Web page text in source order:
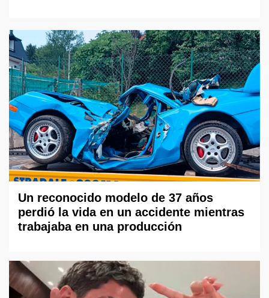
Un reconocido modelo de 37 años
perdió la vida en un accidente mientras
trabajaba en una producción